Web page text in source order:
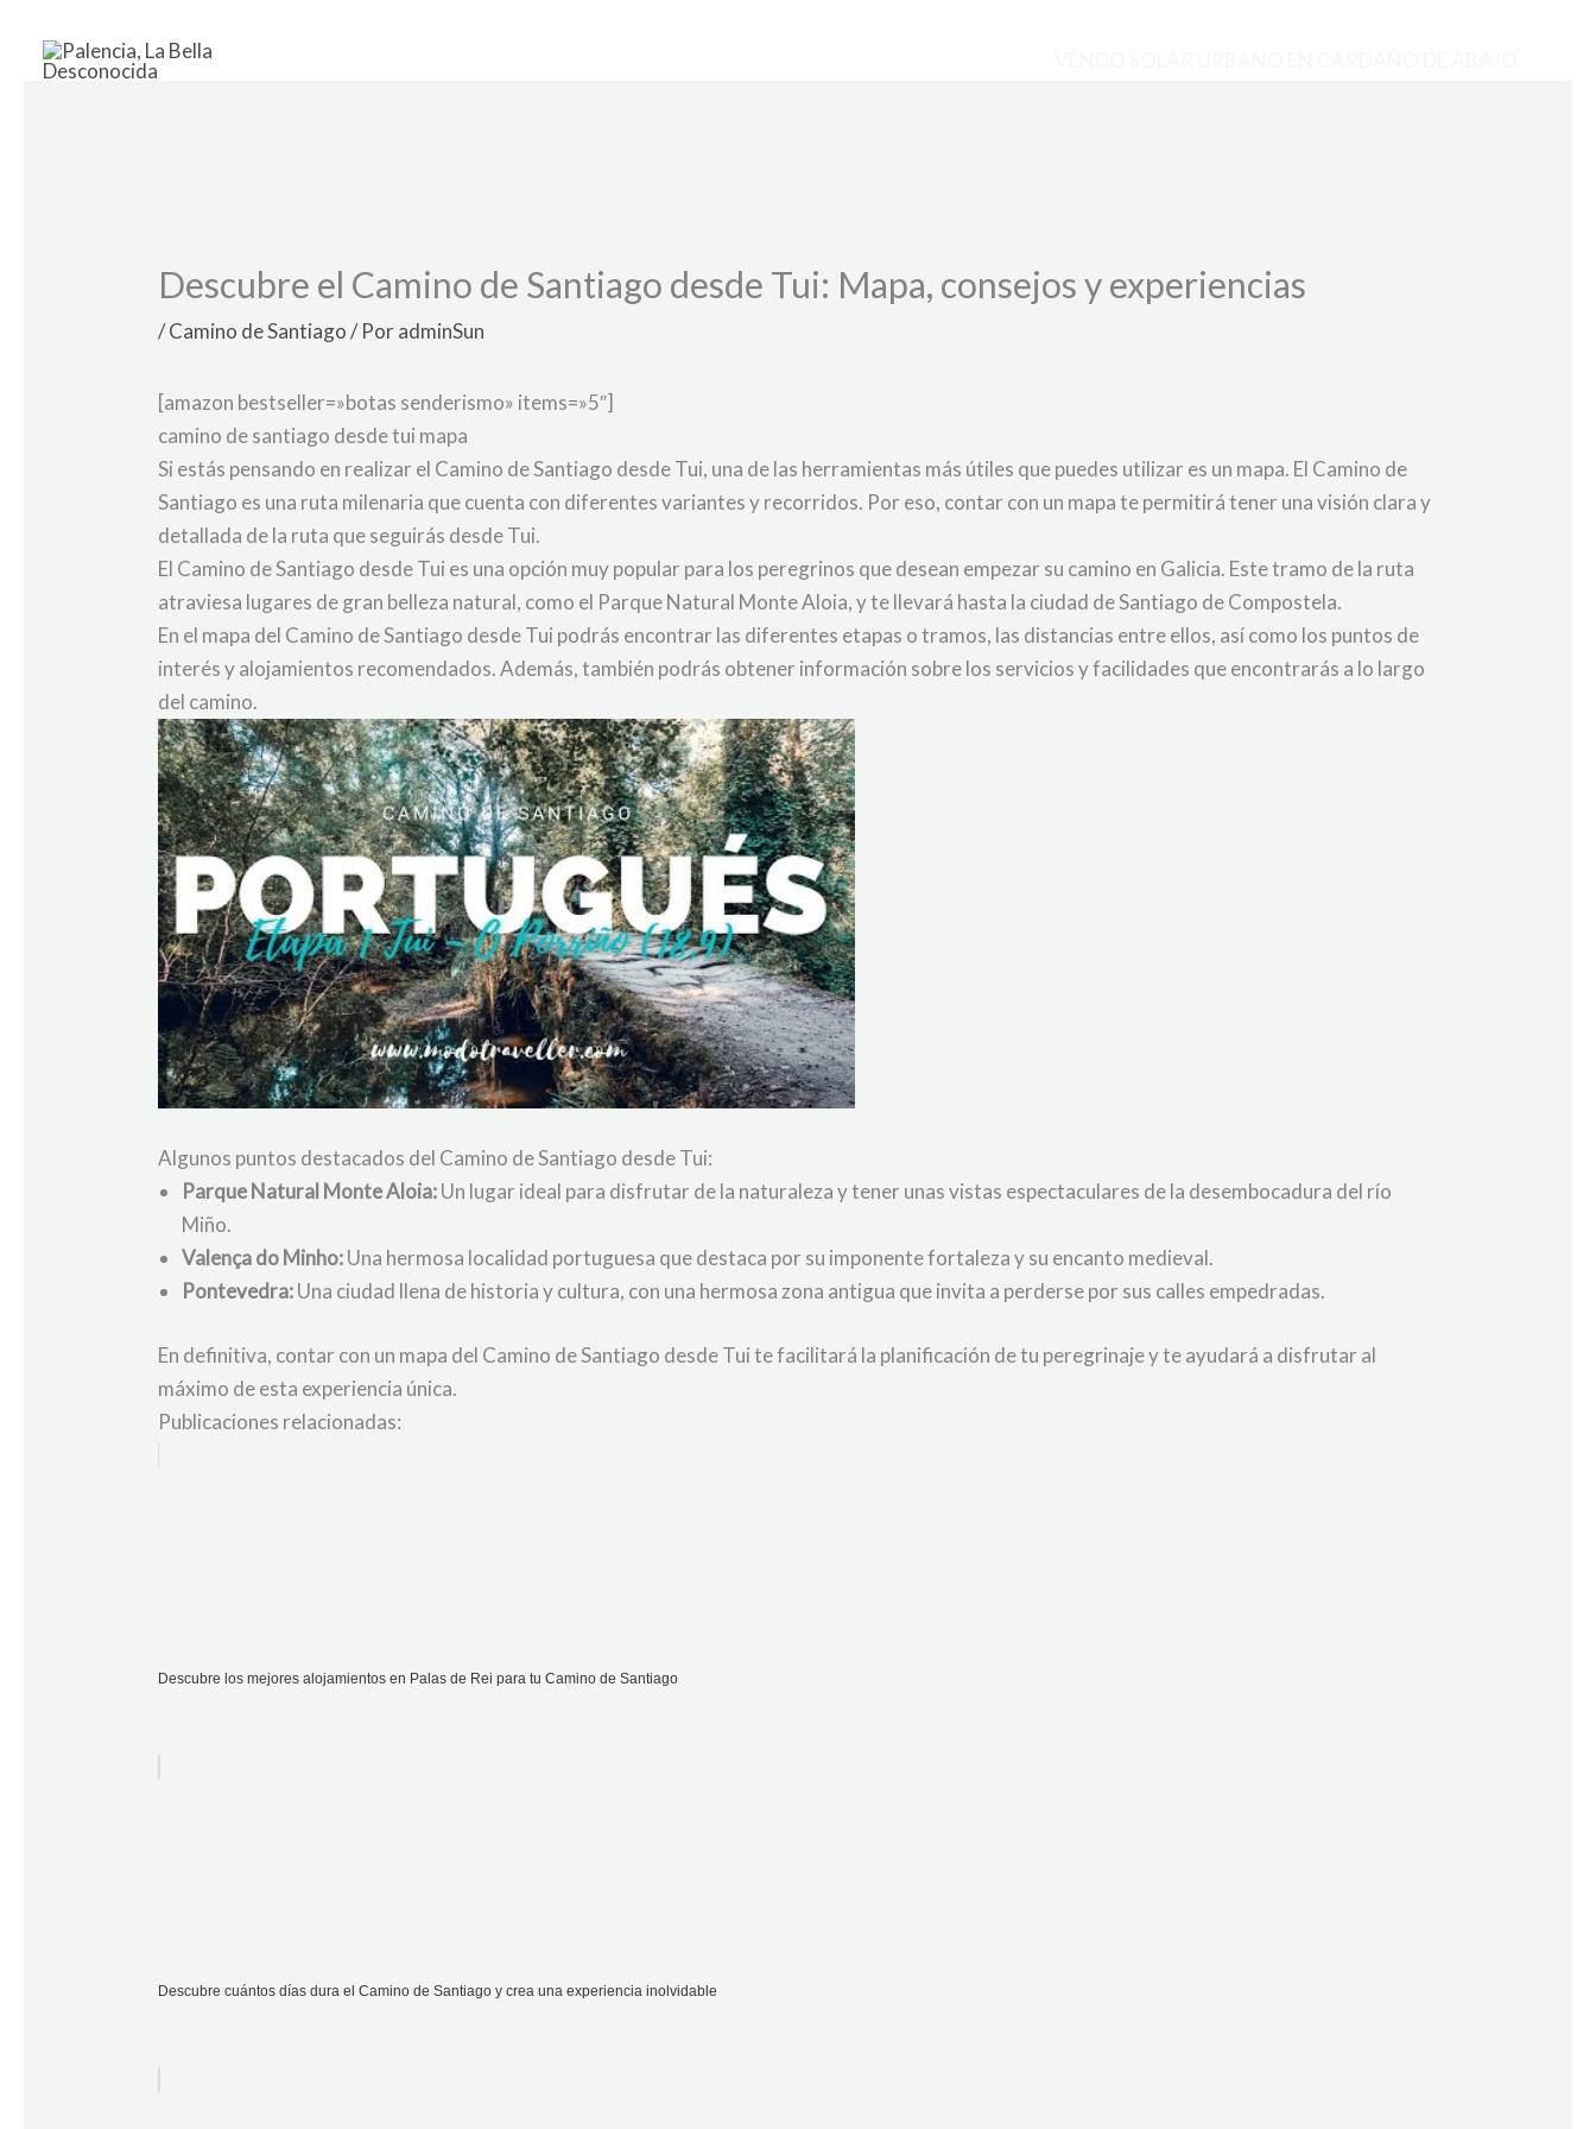
contenido
Descubre el Camino de Santiago desde Tui: Mapa, consejos y experiencias
/Camino de Santiago/ PoradminSun
[amazon bestseller=»botas senderismo» items=»5″]
camino de santiago desde tui mapa
Si estás pensando en realizar el Camino de Santiago desde Tui, una de las herramientas más útiles que puedes utilizar es un mapa. El Camino de
Santiago es una ruta milenaria que cuenta con diferentes variantes y recorridos. Por eso, contar con un mapa te permitirá tener una visión clara y
detallada de la ruta que seguirás desde Tui.
El Camino de Santiago desde Tui es una opción muy popular para los peregrinos que desean empezar su camino en Galicia. Este tramo de la ruta
atraviesa lugares de gran belleza natural, como el Parque Natural Monte Aloia, y te llevará hasta la ciudad de Santiago de Compostela.
En el mapa del Camino de Santiago desde Tui podrás encontrar las diferentes etapas o tramos, las distancias entre ellos, así como los puntos de
interés y alojamientos recomendados. Además, también podrás obtener información sobre los servicios y facilidades que encontrarás a lo largo
del camino.
Algunos puntos destacados del Camino de Santiago desde Tui:
Parque Natural Monte Aloia:Un lugar ideal para disfrutar de la naturaleza y tener unas vistas espectaculares de la desembocadura del río
Miño.
Valença do Minho:Una hermosa localidad portuguesa que destaca por su imponente fortaleza y su encanto medieval.
Pontevedra:Una ciudad llena de historia y cultura, con una hermosa zona antigua que invita a perderse por sus calles empedradas.
En definitiva, contar con un mapa del Camino de Santiago desde Tui te facilitará la planificación de tu peregrinaje y te ayudará a disfrutar al
máximo de esta experiencia única.
Publicaciones relacionadas:
Descubre los mejores alojamientos en Palas de Rei para tu Camino de Santiago
Descubre cuántos días dura el Camino de Santiago y crea una experiencia inolvidable